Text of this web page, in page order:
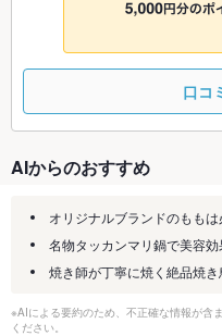
◎
口コ
AIからのおすすめ
オリジナルブランドのももは
名物タッカンマリ鍋で美容効
焼き師が丁寧に焼く絶品焼き
※AIによる要約のため、不正確な情報が含
ください。